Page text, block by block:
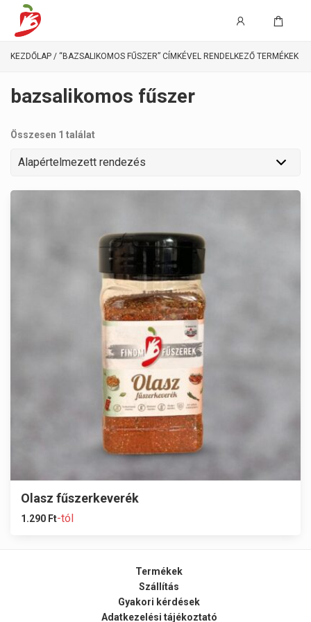
KEZDŐLAP / “BAZSALIKOMOS FŰSZER” CÍMKÉVEL RENDELKEZŐ TERMÉKEK
bazsalikomos fűszer
Összesen 1 találat
Olasz fűszerkeverék
1.290 Ft-tól
Termékek
Szállítás
Gyakori kérdések
Adatkezelési tájékoztató